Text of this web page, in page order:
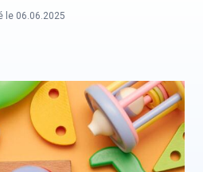
le 06.06.2025